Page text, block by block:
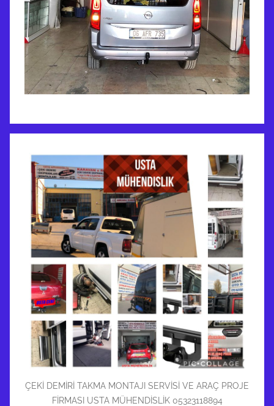
ÇEKİ DEMİRİ TAKMA MONTAJI SERVİSİ VE ARAÇ PROJE
FİRMASI USTA MÜHENDİSLİK 05323118894